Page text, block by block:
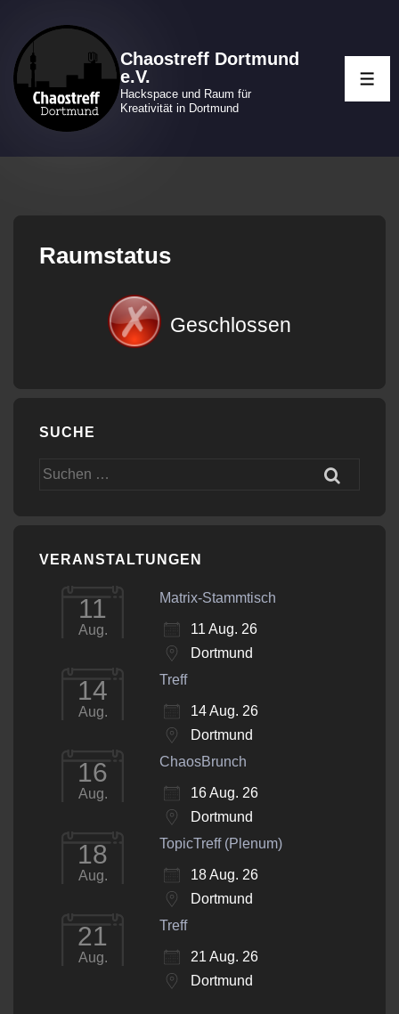
Inhalt
Chaostreff Dortmund
e.V.
Hackspace und Raum für
Kreativität in Dortmund
Raumstatus
Geschlossen
SUCHE
Suchen
VERANSTALTUNGEN
11
Aug.
Matrix-Stammtisch
11 Aug. 26
Dortmund
14
Aug.
Treff
14 Aug. 26
Dortmund
16
Aug.
ChaosBrunch
16 Aug. 26
Dortmund
18
Aug.
TopicTreff (Plenum)
18 Aug. 26
Dortmund
21
Aug.
Treff
21 Aug. 26
Dortmund